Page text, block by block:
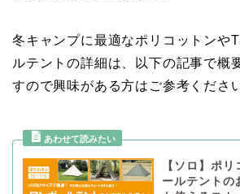
冬キャンプに最適なポリコットンや
ルテントの詳細は、以下の記事で概
すので興味がある方はご参考くださ
【ソロ】ポ
ールテントの